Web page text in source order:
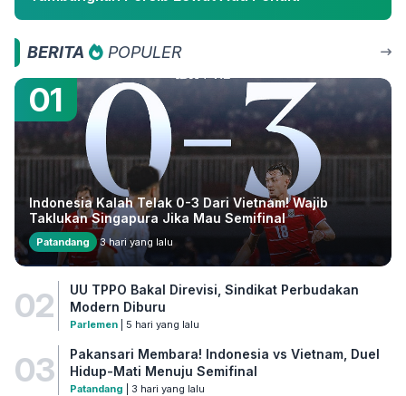
BERITA POPULER
01
Indonesia Kalah Telak 0-3 Dari Vietnam! Wajib
Taklukan Singapura Jika Mau Semifinal
Patandang 3 hari yang lalu
02
UU TPPO Bakal Direvisi, Sindikat Perbudakan
Modern Diburu
Parlemen| 5 hari yang lalu
03
Pakansari Membara! Indonesia vs Vietnam, Duel
Hidup-Mati Menuju Semifinal
Patandang | 3 hari yang lalu